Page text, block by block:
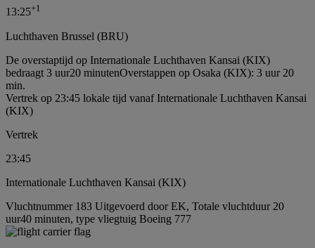
13:25+1
Luchthaven Brussel (BRU)
De overstaptijd op Internationale Luchthaven Kansai (KIX)
bedraagt 3 uur20 minutenOverstappen op Osaka (KIX): 3 uur 20
min.
Vertrek op 23:45 lokale tijd vanaf Internationale Luchthaven Kansai
(KIX)
Vertrek
23:45
Internationale Luchthaven Kansai (KIX)
Vluchtnummer 183 Uitgevoerd door EK, Totale vluchtduur 20
uur40 minuten, type vliegtuig Boeing 777